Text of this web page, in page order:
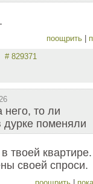
поощрить
# 829371
то ли
дурке поменяли
твоей квартире.
своей спроси.